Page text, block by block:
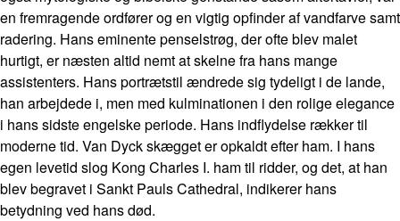
en fremragende ordfører og en vigtig opfinder af vandfarve samt
radering. Hans eminente penselstrøg, der ofte blev malet
hurtigt, er næsten altid nemt at skelne fra hans mange
assistenters. Hans portrætstil ændrede sig tydeligt i de lande,
han arbejdede i, men med kulminationen i den rolige elegance
i hans sidste engelske periode. Hans indflydelse rækker til
moderne tid. Van Dyck skægget er opkaldt efter ham. I hans
egen levetid slog Kong Charles I. ham til ridder, og det, at han
blev begravet i Sankt Pauls Cathedral, indikerer hans
betydning ved hans død.